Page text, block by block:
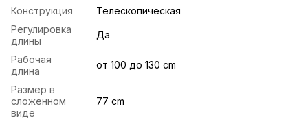
Конструкция
Телескопическая
Регулировка
длины
Да
Рабочая
длина
от 100 до 130 cm
Размер в
сложенном
виде
77 cm